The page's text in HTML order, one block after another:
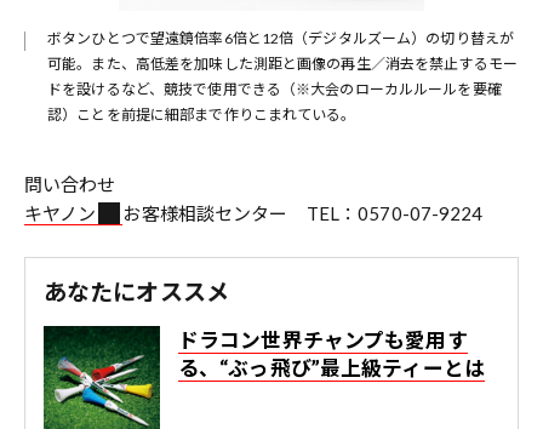
ボタンひとつで望遠鏡倍率6倍と12倍（デジタルズーム）の切り替えが
可能。また、高低差を加味した測距と画像の再生／消去を禁止するモー
ドを設けるなど、競技で使用できる（※大会のローカルルールを要確
認）ことを前提に細部まで作りこまれている。
問い合わせ
キヤノン
お客様相談センター TEL：0570-07-9224
あなたにオススメ
ドラコン世界チャンプも愛用す
る、“ぶっ飛び”最上級ティーとは